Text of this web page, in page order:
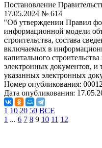
Постановление
17.05.2024 № 614
"Об утверждении Правил
информационной модели
строительства, состава
включаемых в
капитального
электронных документов, и
указанных электронных
Номер опубликования:
Дата опубликования:
1 10 20 50 ВСЕ
1 ... 6 7 8 9 10 11 12